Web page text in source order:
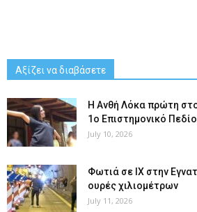
Αξίζει να διαβάσετε
Η Ανθή Λόκα πρώτη
1ο Επιστημονικό Πεδίο
July 10, 2026
Φωτιά σε ΙΧ στην
ουρές χιλιομέτρων
July 11, 2026